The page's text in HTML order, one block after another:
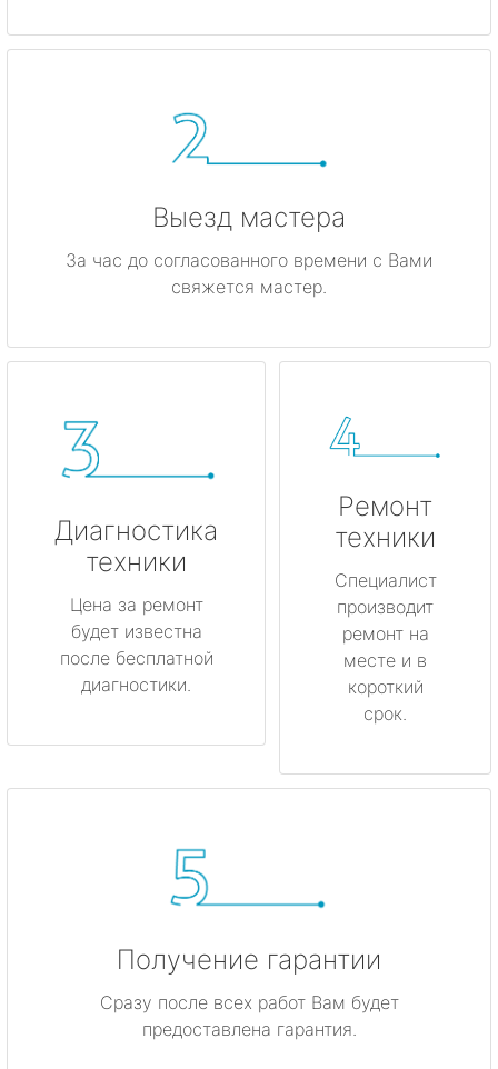
Выезд мастера
За час до согласованного времени с Вами
свяжется мастер.
Диагностика
техники
Цена за ремонт
будет известна
после бесплатной
диагностики.
Ремонт
техники
Специалист
производит
ремонт на
месте и в
короткий
срок.
Получение гарантии
Сразу после всех работ Вам будет
предоставлена гарантия.